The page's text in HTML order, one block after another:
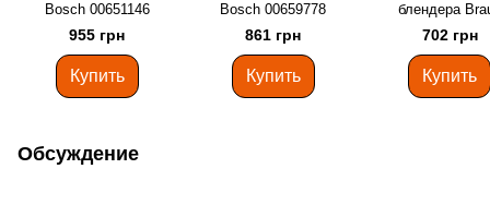
Bosch 00651146
955 грн
Купить
Bosch 00659778
861 грн
Купить
блендера
67050135
702 грн
Купить
Обсуждение